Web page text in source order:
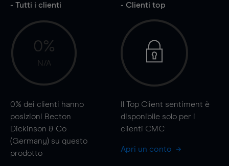
- Tutti i clienti
0%
N/A
0% dei clienti hanno
posizioni Becton
Dickinson & Co
(Germany) su questo
prodotto
- Clienti top
Il Top Client sentiment è
disponibile solo per i
clienti CMC
Apri un conto